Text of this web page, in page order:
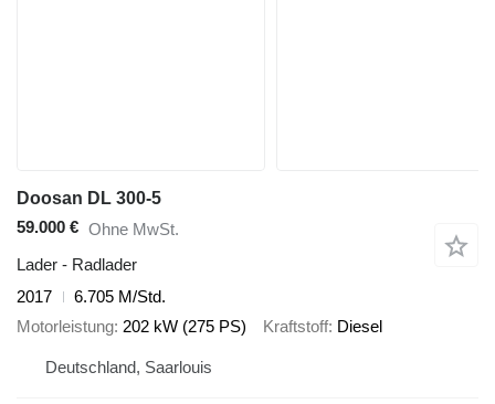
Doosan DL 300-5
59.000 € Ohne MwSt.
Lader - Radlader
2017
6.705 M/Std.
Motorleistung 202 kW (275 PS) Kraftstoff Diesel
Deutschland, Saarlouis